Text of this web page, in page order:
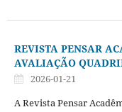
REVISTA PENSAR
AVALIAÇÃO
2026-01-21
A Revista Pensar